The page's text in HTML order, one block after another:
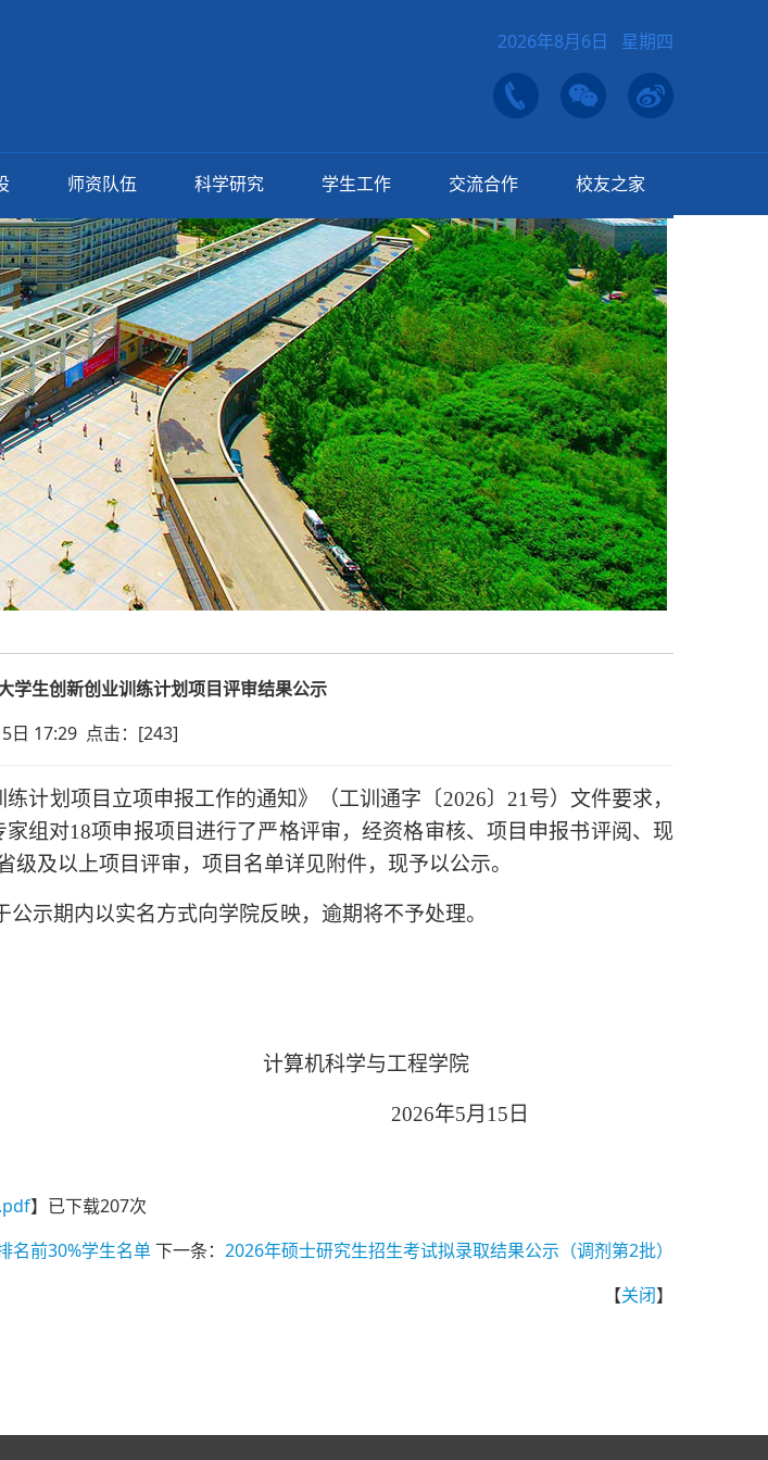
2026年8月6日 星期四
师资队伍 科学研究 学生工作 交流合作 校友之家
学生创新创业训练计划项目评审结果公示
日 17:29 点击：[243]
计划项目立项申报工作的通知》（工训通字〔2026〕 21 号）文件要求，
家组对18项申报项目进行了严格评审，经资格审核、项目申报书评阅、现
及以上项目评审，项目名单详见附件，现予以公示。
示期内以实名方式向学院反映，逾期将不予处理。
工程学院
年5月 15 日
】已下载207次
名前30%学生名单下一条： 2026年硕士研究生招生考试拟录取结果公示（调剂第2批）
【关闭】